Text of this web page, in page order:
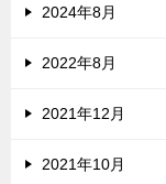
2024年8月
2022年8月
2021年12月
2021年10月